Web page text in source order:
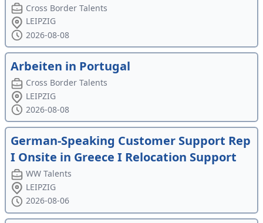
Cross Border Talents
LEIPZIG
2026-08-08
Arbeiten in Portugal
Cross Border Talents
LEIPZIG
2026-08-08
German-Speaking Customer Support Rep
I Onsite in Greece I Relocation Support
WW Talents
LEIPZIG
2026-08-06